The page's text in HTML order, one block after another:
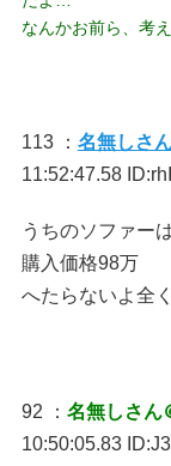
なんかお前ら、考
113 ： 名無しさ
11:52:47.58
うちのソファー
購入価格98万
へたらないよ全く
92 ： 名無しさん
10:50:05.83